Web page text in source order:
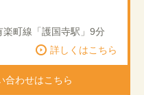
町線「護国寺駅」9分
詳しくはこちら
合わせはこちら